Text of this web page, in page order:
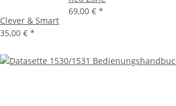
Clever & Smart
35,00 € *
69,00 € *